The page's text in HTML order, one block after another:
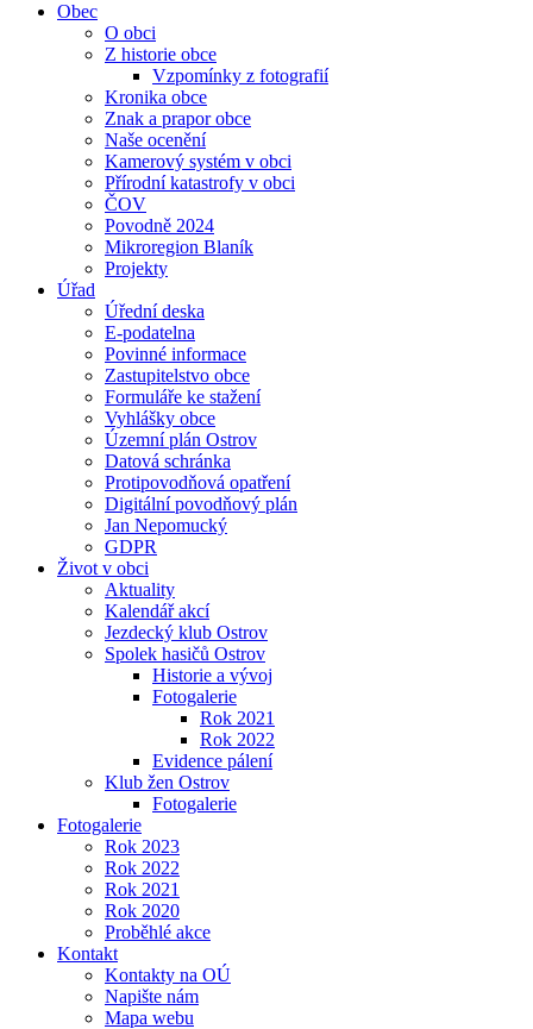
Obec
O obci
Z historie obce
Vzpomínky z fotografií
Kronika obce
Znak a prapor obce
Naše ocenění
Kamerový systém v obci
Přírodní katastrofy v obci
ČOV
Povodně 2024
Mikroregion Blaník
Projekty
Úřad
Úřední deska
E-podatelna
Povinné informace
Zastupitelstvo obce
Formuláře ke stažení
Vyhlášky obce
Územní plán Ostrov
Datová schránka
Protipovodňová opatření
Digitální povodňový plán
Jan Nepomucký
GDPR
Život v obci
Aktuality
Kalendář akcí
Jezdecký klub Ostrov
Spolek hasičů Ostrov
Historie a vývoj
Fotogalerie
Rok 2021
Rok 2022
Evidence pálení
Klub žen Ostrov
Fotogalerie
Fotogalerie
Rok 2023
Rok 2022
Rok 2021
Rok 2020
Proběhlé akce
Kontakt
Kontakty na OÚ
Napište nám
Mapa webu